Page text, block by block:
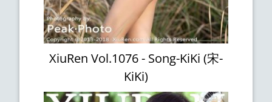
XiuRen Vol.1076 - Song-KiKi (宋-
KiKi)